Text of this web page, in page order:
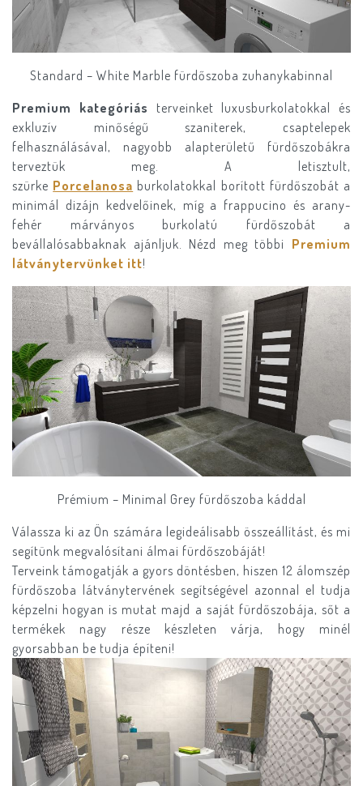
Standard – White Marble fürdőszoba zuhanykabinnal
Premium kategóriás
terveinket luxusburkolatokkal és
exkluzív minőségű szaniterek, csaptelepek
felhasználásával, nagyobb alapterületű fürdőszobákra
terveztük meg. A letisztult,
szürke Porcelanosa burkolatokkal borított fürdőszobát a
minimál dizájn kedvelőinek, míg a frappucino és arany-
fehér márványos burkolatú fürdőszobát a
bevállalósabbaknak ajánljuk. Nézd meg többi Premium
látványtervünket itt!
Prémium – Minimal Grey fürdőszoba káddal
Válassza ki az Ön számára legideálisabb összeállítást, és mi
segítünk megvalósítani álmai fürdőszobáját!
Terveink támogatják a gyors döntésben, hiszen 12 álomszép
fürdőszoba látványtervének segítségével azonnal el tudja
képzelni hogyan is mutat majd a saját fürdőszobája, sőt a
termékek nagy része készleten várja, hogy minél
gyorsabban be tudja építeni!